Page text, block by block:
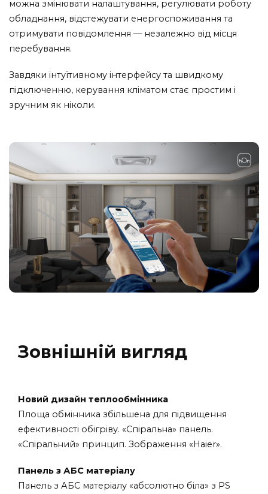
можна змінювати налаштування, регулювати роботу
обладнання, відстежувати енергоспоживання та
отримувати повідомлення — незалежно від місця
перебування.
Завдяки інтуїтивному інтерфейсу та швидкому
підключенню, керування кліматом стає простим і
зручним як ніколи.
Зовнішній вигляд
Новий дизайн теплообмінника
Площа обмінника збільшена для підвищення
ефективності обігріву. «Спіральна» панель.
«Cпіральний» принцип. Зображення «Haier».
Панель з АБС матеріалу
Панель з АБС матеріалу «абсолютно біла» з PS